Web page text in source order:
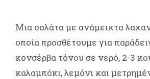
Μια σαλάτα με ανάμεικτα
οποία προσθέτουμε για
κονσέρβα τόνου σε νερό, 2-3
καλαμπόκι, λεμόνι και